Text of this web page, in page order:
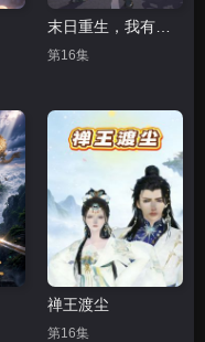
第16集
禅王渡尘
第16集